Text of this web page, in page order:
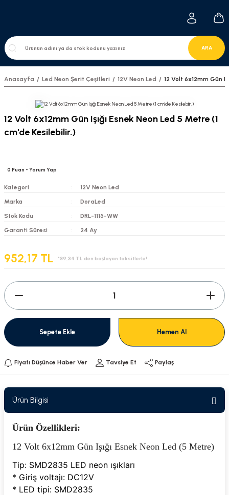
ARA
Anasayfa Led Neon Şerit Çeşitleri 12V Neon Led 12 Volt 6x12mm Gün
12 Volt 6x12mm Gün Işığı Esnek Neon Led 5 Metre (1
cm'de Kesilebilir.)
0 Puan - Yorum Yap
Kategori
12V Neon Led
Marka
DoraLed
Stok Kodu
DRL-1115-WW
Garanti Süresi
24 Ay
952,17 TL *89,34 TL den başlayan taksitlerle!
Sepete Ekle Hemen Al
Fiyatı Düşünce Haber Ver Tavsiye Et Paylaş
Ürün Bilgisi
Ürün Özellikleri:
12 Volt 6x12mm Gün Işığı Esnek Neon Led (5 Metre)
Tip: SMD2835 LED neon ışıkları
* Giriş voltajı: DC12V
* LED tipi: SMD2835